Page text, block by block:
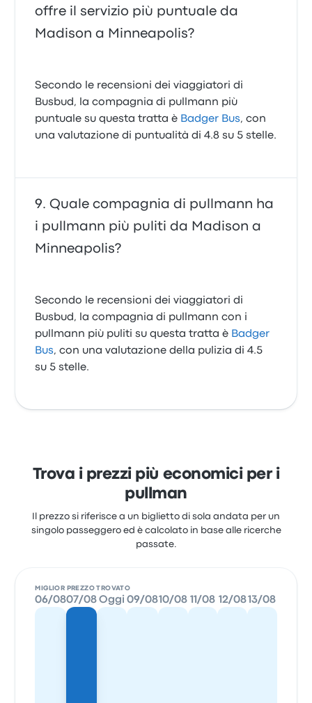
offre il servizio più puntuale da
Madison a Minneapolis?
Secondo le recensioni dei viaggiatori di
Busbud, la compagnia di pullmann più
puntuale su questa tratta è Badger Bus, con
una valutazione di puntualità di 4.8 su 5 stelle.
Quale compagnia di pullmann ha
i pullmann più puliti da Madison a
Minneapolis?
Secondo le recensioni dei viaggiatori di
Busbud, la compagnia di pullmann con i
pullmann più puliti su questa tratta è Badger
Bus, con una valutazione della pulizia di 4.5
su 5 stelle.
Trova i prezzi più economici per i
pullman
Il prezzo si riferisce a un biglietto di sola andata per un
singolo passeggero ed è calcolato in base alle ricerche
passate.
MIGLIOR PREZZO TROVATO
06/0807/08 Oggi 09/0810/08 11/08 12/0813/08